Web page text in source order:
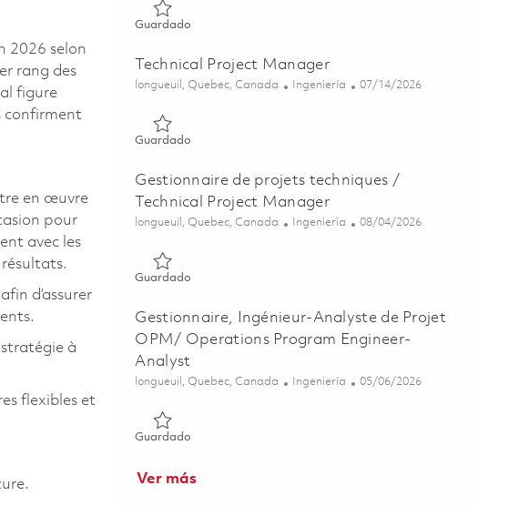
2026 selon
rang des
figure
confirment
en œuvre
pour
avec les
d’assurer
à
flexibles et
Guardado
Technical Project Manager
Ubicación
longueuil, Quebec, Canada Categoría
Ingeniería Posted Date
07/14/2026
Guardado
Gestionnaire de projets techniques /
Technical Project Manager
Ubicación
longueuil, Quebec, Canada Categoría
Ingeniería Posted Date
08/04/2026
Guardado
Gestionnaire, Ingénieur-Analyste de Projet
OPM/ Operations Program Engineer-
Analyst
Ubicación
longueuil, Quebec, Canada Categoría
Ingeniería Posted Date
05/06/2026
Guardado
Ver más